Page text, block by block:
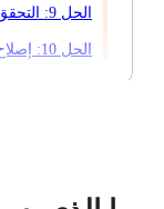
الحل 9: التحقق من وجود أضرار سائلة في آيفون
الحل 10: إصلاح الشاشة احترافيًا إذا فشلت كل الحلول الأخرى